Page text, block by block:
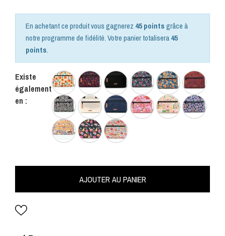
En achetant ce produit vous gagnerez 45 pointsgrâce à
notre programme de fidélité. Votre panier totalisera45
points.
Existe
également
en :
AJOUTER AU PANIER